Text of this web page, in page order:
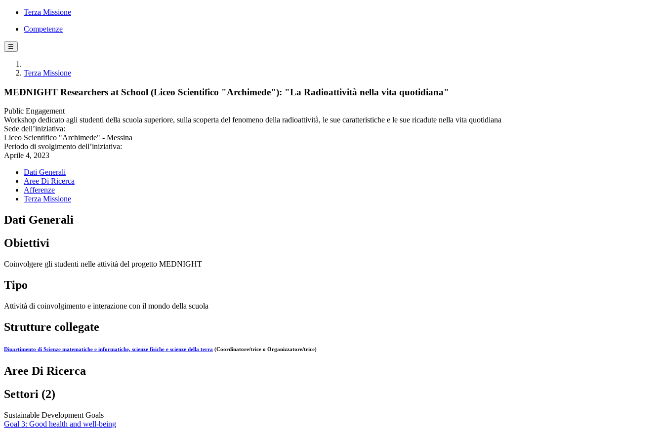
Terza Missione
Competenze
☰
Terza Missione
MEDNIGHT Researchers at School (Liceo Scientifico "Archimede"): "La Radioattività nella vita quotidiana"
Public Engagement
Workshop dedicato agli studenti della scuola superiore, sulla scoperta del fenomeno della radioattività, le sue caratteristiche e le sue ricadute nella vita quotidiana
Sede dell’iniziativa:
Liceo Scientifico "Archimede" - Messina
Periodo di svolgimento dell’iniziativa:
Aprile 4, 2023
Dati Generali
Aree Di Ricerca
Afferenze
Terza Missione
Dati Generali
Obiettivi
Coinvolgere gli studenti nelle attività del progetto MEDNIGHT
Tipo
Attività di coinvolgimento e interazione con il mondo della scuola
Strutture collegate
Dipartimento di Scienze matematiche e informatiche, scienze fisiche e scienze della terra (Coordinatore/trice o Organizzatore/trice)
Aree Di Ricerca
Settori (2)
Sustainable Development Goals
Goal 3: Good health and well-being